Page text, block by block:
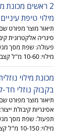
2 ראשים מכונת
מילוי טיפת
תיאור מוצר מפורט
מילוי: 10-60 מ"ל קצב מעבר: ≥ 98% גבוה […]
מכונת מילוי
בקבוק נוזלי חד-קרני
תיאור מוצר מפורט
מילוי: 10-150 מ"ל קצב מעבר: ≥ […]